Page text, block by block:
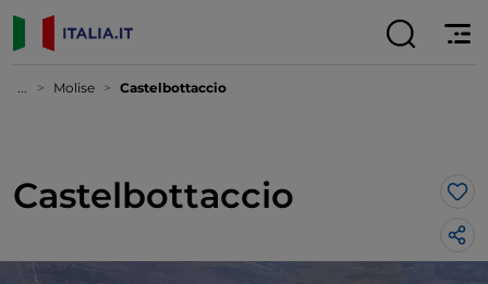
... Molise Castelbottaccio
Castelbottaccio